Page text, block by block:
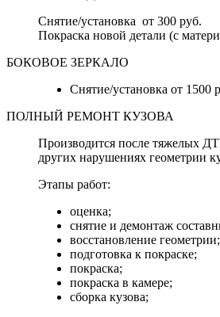
Снятие/установка от 300 руб.
Покраска новой детали (с
БОКОВОЕ ЗЕРКАЛО
Снятие/установка от 1500
ПОЛНЫЙ РЕМОНТ КУЗОВА
Производится после тяжелых
других нарушениях геометрии
Этапы работ:
оценка;
снятие и демонтаж
восстановление геометрии;
подготовка к покраске;
покраска;
покраска в камере;
сборка кузова;